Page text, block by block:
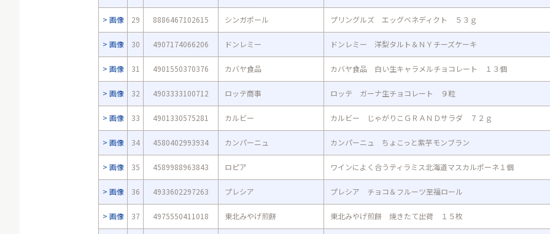
画像 29 8886467102615 シンガポール プリングルズ エッグベネディクト ５３ｇ
画像 30 4907174066206 ドンレミー ドンレミー 洋梨タルト＆ＮＹチーズケーキ
画像 31 4901550370376 カバヤ食品 カバヤ食品 白い生キャラメルチョコレート １３個
画像 32 4903333100712 ロッテ商事 ロッテ ガーナ生チョコレート ９粒
画像 33 4901330575281 カルビー カルビー じゃがりこＧＲＡＮＤサラダ ７２ｇ
画像 34 4580402993934 カンパーニュ カンパーニュ ちょこっと紫芋モンブラン
画像 35 4589988963843 ロピア ワインによく合うティラミス北海道マスカルポーネ１個
画像 36 4933602297263 プレシア プレシア チョコ＆フルーツ至福ロール
画像 37 4975550411018 東北みやげ煎餅 東北みやげ煎餅 焼きたて出荷 １５枚